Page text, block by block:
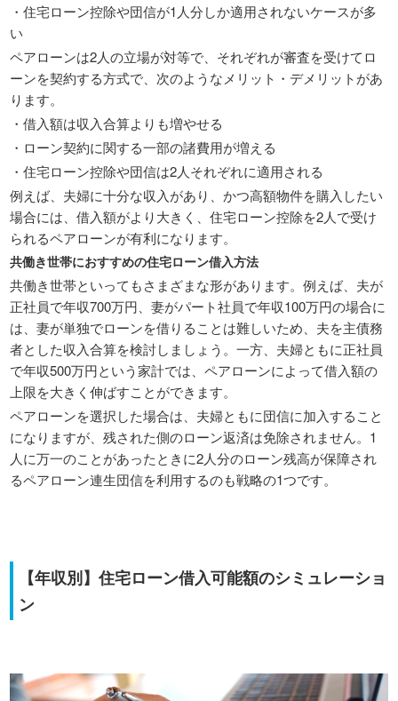
・住宅ローン控除や団信が1人分しか適用されないケースが多
い
ペアローンは2人の立場が対等で、それぞれが審査を受けてロ
ーンを契約する方式で、次のようなメリット・デメリットがあ
ります。
・借入額は収入合算よりも増やせる
・ローン契約に関する一部の諸費用が増える
・住宅ローン控除や団信は2人それぞれに適用される
例えば、夫婦に十分な収入があり、かつ高額物件を購入したい
場合には、借入額がより大きく、住宅ローン控除を2人で受け
られるペアローンが有利になります。
共働き世帯におすすめの住宅ローン借入方法
共働き世帯といってもさまざまな形があります。例えば、夫が
正社員で年収700万円、妻がパート社員で年収100万円の場合に
は、妻が単独でローンを借りることは難しいため、夫を主債務
者とした収入合算を検討しましょう。一方、夫婦ともに正社員
で年収500万円という家計では、ペアローンによって借入額の
上限を大きく伸ばすことができます。
ペアローンを選択した場合は、夫婦ともに団信に加入すること
になりますが、残された側のローン返済は免除されません。1
人に万一のことがあったときに2人分のローン残高が保障され
るペアローン連生団信を利用するのも戦略の1つです。
【年収別】住宅ローン借入可能額のシミュレーショ
ン